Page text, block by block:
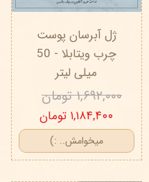
ژل آبرسان پوست
چرب ویتابلا - 50
میلی لیتر
۱,۶۹۲,۰۰۰ تومان
۱,۱۸۴,۴۰۰ تومان
میخوامش.. :)